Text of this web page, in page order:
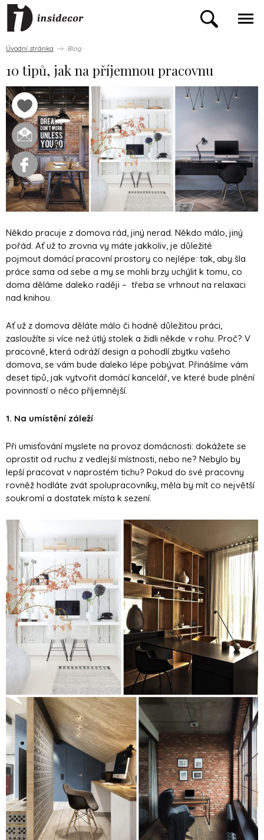
Úvodní stránka Blog
10 tipů, jak na příjemnou pracovnu
Někdo pracuje z domova rád, jiný nerad. Někdo málo, jiný
pořád. Ať už to zrovna vy máte jakkoliv, je důležité
pojmout domácí pracovní prostory co nejlépe: tak, aby šla
práce sama od sebe a my se mohli brzy uchýlit k tomu, co
doma děláme daleko raději – třeba se vrhnout na relaxaci
nad knihou.
Ať už z domova děláte málo či hodně důležitou práci,
zasloužíte si více než útlý stolek a židli někde v rohu. Proč? V
pracovně, která odráží design a pohodlí zbytku vašeho
domova, se vám bude daleko lépe pobývat. Přinášíme vám
deset tipů, jak vytvořit domácí kancelář, ve které bude plnění
povinností o něco příjemnější.
1. Na umístění záleží
Při umisťování myslete na provoz domácnosti: dokážete se
oprostit od ruchu z vedlejší místnosti, nebo ne? Nebylo by
lepší pracovat v naprostém tichu? Pokud do své pracovny
rovněž hodláte zvát spolupracovníky, měla by mít co největší
soukromí a dostatek místa k sezení.